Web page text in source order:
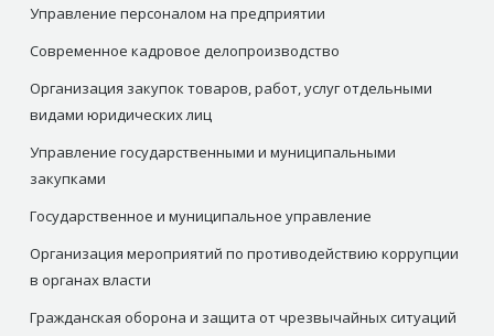
Управление персоналом на предприятии
Современное кадровое делопроизводство
Организация закупок товаров, работ, услуг отдельными
видами юридических лиц
Управление государственными и муниципальными
закупками
Государственное и муниципальное управление
Организация мероприятий по противодействию коррупции
в органах власти
Гражданская оборона и защита от чрезвычайных ситуаций